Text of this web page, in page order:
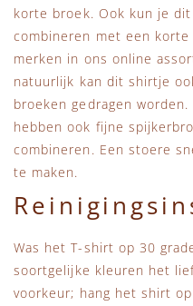
korte broek. Ook kun je
combineren met een
merken in ons online
natuurlijk kan dit shirtje
broeken gedragen
hebben ook fijne
combineren. Een stoere
te maken.
Was het T-shirt op 30
soortgelijke kleuren het
voorkeur; hang het shirt